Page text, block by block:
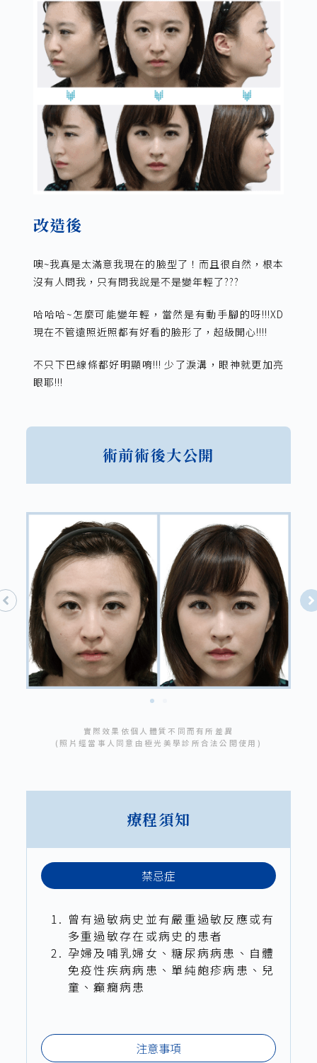
改造後
噢~我真是太滿意我現在的臉型了！而且很自然，根本
沒有人問我，只有問我說是不是變年輕了???
哈哈哈~怎麼可能變年輕，當然是有動手腳的呀!!!XD
現在不管遠照近照都有好看的臉形了，超級開心!!!!
不只下巴線條都好明顯唷!!! 少了淚溝，眼神就更加亮
眼耶!!!
術前術後大公開
實際效果依個人體質不同而有所差異
(照片經當事人同意由極光美學診所合法公開使用)
療程須知
禁忌症
注意事項
曾有過敏病史並有嚴重過敏反應或有
多重過敏存在或病史的患者
孕婦及哺乳婦女、糖尿病病患、自體
免疫性疾病病患、單純皰疹病患、兒
童、癲癇病患